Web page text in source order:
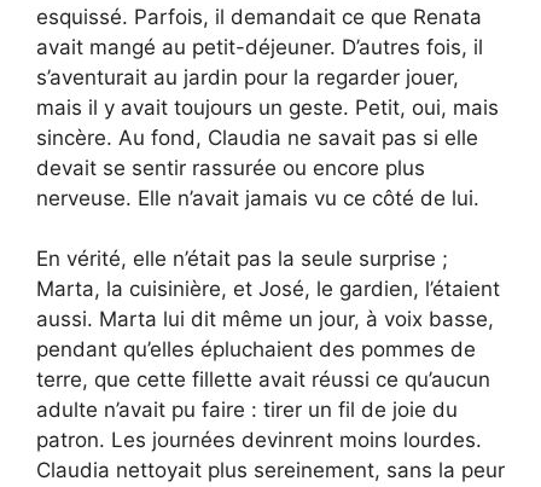
esquissé. Parfois, il demandait ce que Renata
avait mangé au petit-déjeuner. D’autres fois, il
s’aventurait au jardin pour la regarder jouer,
mais il y avait toujours un geste. Petit, oui, mais
sincère. Au fond, Claudia ne savait pas si elle
devait se sentir rassurée ou encore plus
nerveuse. Elle n’avait jamais vu ce côté de lui.
En vérité, elle n’était pas la seule surprise ;
Marta, la cuisinière, et José, le gardien, l’étaient
aussi. Marta lui dit même un jour, à voix basse,
pendant qu’elles épluchaient des pommes de
terre, que cette fillette avait réussi ce qu’aucun
adulte n’avait pu faire : tirer un fil de joie du
patron. Les journées devinrent moins lourdes.
Claudia nettoyait plus sereinement, sans la peur